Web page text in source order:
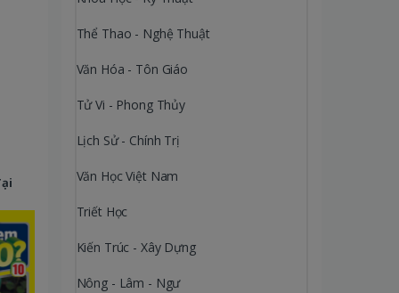
Thể Thao - Nghệ Thuật
Văn Hóa - Tôn Giáo
Tử Vi - Phong Thủy
Lịch Sử - Chính Trị
Văn Học Việt Nam
Triết Học
Kiến Trúc - Xây Dựng
Nông - Lâm - Ngư